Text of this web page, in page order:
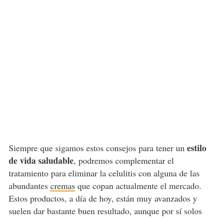
Siempre que sigamos estos consejos para tener unestilo
de vida saludable, podremos complementar el
tratamiento para eliminar la celulitis con alguna de las
abundantes cremasque copan actualmente el mercado.
Estos productos, a día de hoy, están muy avanzados y
suelen dar bastante buen resultado, aunque por sí solos